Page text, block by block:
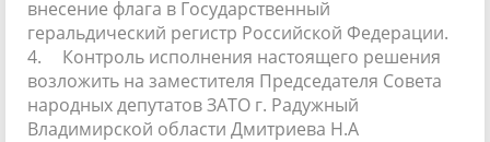
внесение флага в Государственный
геральдический регистр Российской Федерации.
4.
Контроль исполнения настоящего решения
возложить на заместителя Председателя Совета
народных депутатов ЗАТО г. Радужный
Владимирской области Дмитриева Н.А